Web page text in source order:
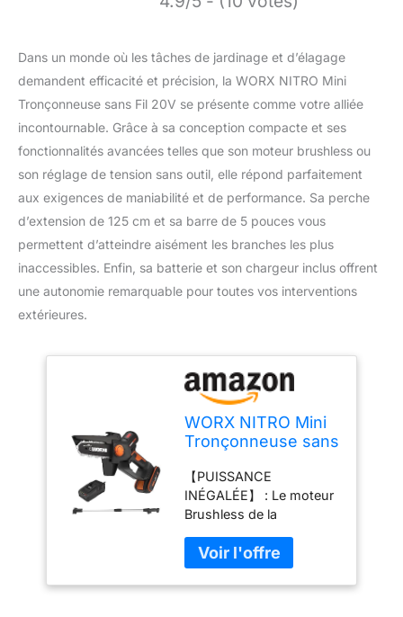
Dans un monde où les tâches de jardinage et d’élagage
demandent efficacité et précision, la WORX NITRO Mini
Tronçonneuse sans Fil 20V se présente comme votre alliée
incontournable. Grâce à sa conception compacte et ses
fonctionnalités avancées telles que son moteur brushless ou
son réglage de tension sans outil, elle répond parfaitement
aux exigences de maniabilité et de performance. Sa perche
d’extension de 125 cm et sa barre de 5 pouces vous
permettent d’atteindre aisément les branches les plus
inaccessibles. Enfin, sa batterie et son chargeur inclus offrent
une autonomie remarquable pour toutes vos interventions
extérieures.
WORX NITRO Mini
Tronçonneuse sans
Brushless,
PowerShare，Barre
de 5 Pouces,
Perche d'Extension
125cm, Réglage de
Tension sans Outil,
Batterie et
【PUISSANCE
INÉGALÉE】 : Le moteur
Brushless de la
offre une efficacité
jusqu'à 50 % plus élevée
que celle du modèle